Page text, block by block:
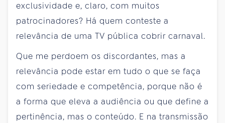
exclusividade e, claro, com muitos
patrocinadores? Há quem conteste a
relevância de uma TV pública cobrir carnaval.
Que me perdoem os discordantes, mas a
relevância pode estar em tudo o que se faça
com seriedade e competência, porque não é
a forma que eleva a audiência ou que define a
pertinência, mas o conteúdo. E na transmissão